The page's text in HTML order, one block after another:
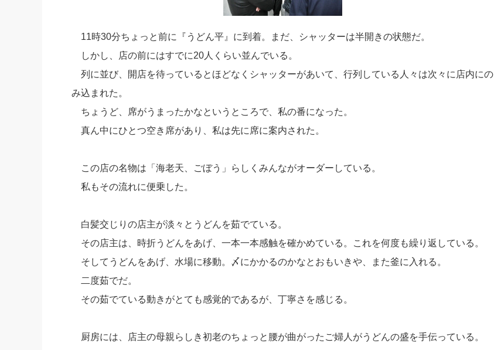
11時30分ちょっと前に『うどん平』に到着。まだ、シャッターは半開きの状態だ。
しかし、店の前にはすでに20人くらい並んでいる。
列に並び、開店を待っているとほどなくシャッターがあいて、行列している人々は次々に店内にの
み込まれた。
ちょうど、席がうまったかなというところで、私の番になった。
真ん中にひとつ空き席があり、私は先に席に案内された。
この店の名物は「海老天、ごぼう」らしくみんながオーダーしている。
私もその流れに便乗した。
白髪交じりの店主が淡々とうどんを茹でている。
その店主は、時折うどんをあげ、一本一本感触を確かめている。これを何度も繰り返している。
そしてうどんをあげ、水場に移動。〆にかかるのかなとおもいきや、また釜に入れる。
二度茹でだ。
その茹でている動きがとても感覚的であるが、丁寧さを感じる。
厨房には、店主の母親らしき初老のちょっと腰が曲がったご婦人がうどんの盛を手伝っている。